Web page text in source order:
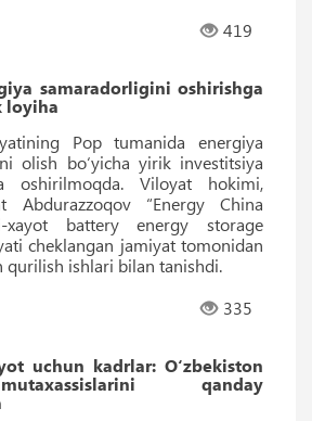
419
samaradorligini oshirishga
loyiha
Pop tumanida energiya
olish bo‘yicha yirik investitsiya
oshirilmoqda. Viloyat hokimi,
Abdurazzoqov “Energy China
xayot battery energy storage
cheklangan jamiyat tomonidan
ishlari bilan tanishdi.
335
uchun kadrlar: O‘zbekiston
qanday